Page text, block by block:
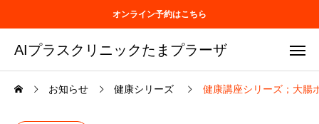
オンライン予約はこちら
AIプラスクリニックたまプラーザ
お知らせ 健康シリーズ 健康講座シリーズ；大腸